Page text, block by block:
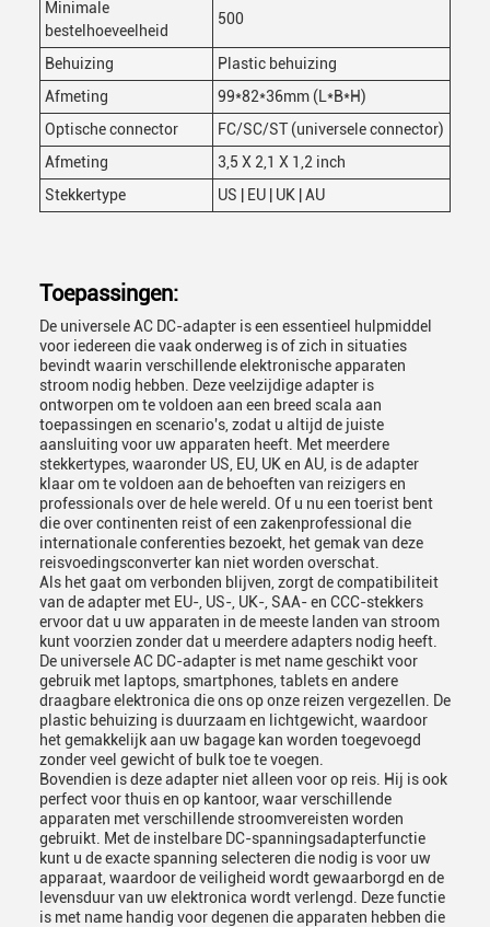
Minimale
bestelhoeveelheid
500
Behuizing
Plastic behuizing
Afmeting
99*82*36mm (L*B*H)
Optische connector
FC/SC/ST (universele connector)
Afmeting
3,5 X 2,1 X 1,2 inch
Stekkertype
US | EU | UK | AU
Toepassingen:
De universele AC DC-adapter is een essentieel hulpmiddel
voor iedereen die vaak onderweg is of zich in situaties
bevindt waarin verschillende elektronische apparaten
stroom nodig hebben. Deze veelzijdige adapter is
ontworpen om te voldoen aan een breed scala aan
toepassingen en scenario's, zodat u altijd de juiste
aansluiting voor uw apparaten heeft. Met meerdere
stekkertypes, waaronder US, EU, UK en AU, is de adapter
klaar om te voldoen aan de behoeften van reizigers en
professionals over de hele wereld. Of u nu een toerist bent
die over continenten reist of een zakenprofessional die
internationale conferenties bezoekt, het gemak van deze
reisvoedingsconverter kan niet worden overschat.
Als het gaat om verbonden blijven, zorgt de compatibiliteit
van de adapter met EU-, US-, UK-, SAA- en CCC-stekkers
ervoor dat u uw apparaten in de meeste landen van stroom
kunt voorzien zonder dat u meerdere adapters nodig heeft.
De universele AC DC-adapter is met name geschikt voor
gebruik met laptops, smartphones, tablets en andere
draagbare elektronica die ons op onze reizen vergezellen. De
plastic behuizing is duurzaam en lichtgewicht, waardoor
het gemakkelijk aan uw bagage kan worden toegevoegd
zonder veel gewicht of bulk toe te voegen.
Bovendien is deze adapter niet alleen voor op reis. Hij is ook
perfect voor thuis en op kantoor, waar verschillende
apparaten met verschillende stroomvereisten worden
gebruikt. Met de instelbare DC-spanningsadapterfunctie
kunt u de exacte spanning selecteren die nodig is voor uw
apparaat, waardoor de veiligheid wordt gewaarborgd en de
levensduur van uw elektronica wordt verlengd. Deze functie
is met name handig voor degenen die apparaten hebben die